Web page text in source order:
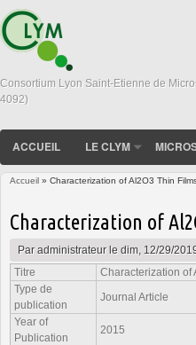
Consortium Lyon Saint-Etienne de
4092)
ACCUEIL LE CLYM
Accueil » Characterization of Al2O3 Thin
Characterization of
Paradministrateurle dim, 12/29/
Titre
Characterization of
Type de
publication
Journal Article
Year of
Publication
2015